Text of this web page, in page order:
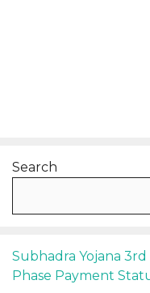
Search
Subhadra Yojana 3rd
Phase Payment